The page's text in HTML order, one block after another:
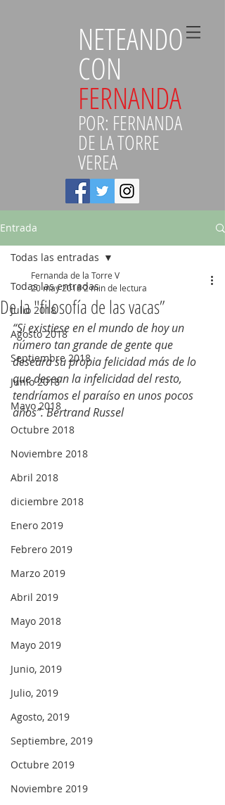
NETEANDO
CON
FERNANDA
POR: FERNANDA
DE LA TORRE
VEREA
Entrada
Todas las entradas
Julio 2018
Agosto 2018
Septiembre 2018
Junio 2018
Mayo 2018
Octubre 2018
Noviembre 2018
Abril 2018
diciembre 2018
Enero 2019
Febrero 2019
Marzo 2019
Abril 2019
Mayo 2018
Mayo 2019
Junio, 2019
Julio, 2019
Agosto, 2019
Septiembre, 2019
Octubre 2019
Noviembre 2019
Todas las entradas
De la "filosofía de las vacas”
Fernanda de la Torre V
20 may 20182 min de lectura
“Si existiese en el mundo de hoy un
número tan grande de gente que
deseara su propia felicidad más de lo
que desean la infelicidad del resto,
tendríamos el paraíso en unos pocos
años”. Bertrand Russel